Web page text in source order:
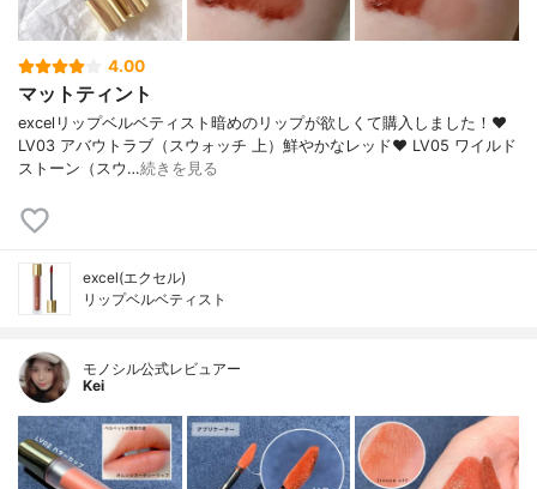
4.00
マットティント
excelリップベルベティスト暗めのリップが欲しくて購入しました！♥
LV03 アバウトラブ（スウォッチ 上）鮮やかなレッド♥ LV05 ワイルド
ストーン（スウ…続きを見る
excel(エクセル)
リップベルベティスト
モノシル公式レビュアー
Kei